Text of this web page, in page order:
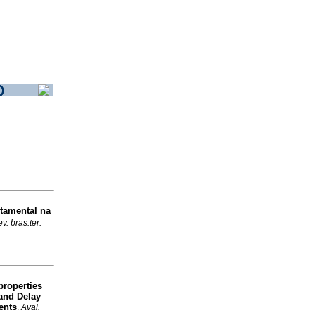
na
bras.ter.
Delay
.Aval.